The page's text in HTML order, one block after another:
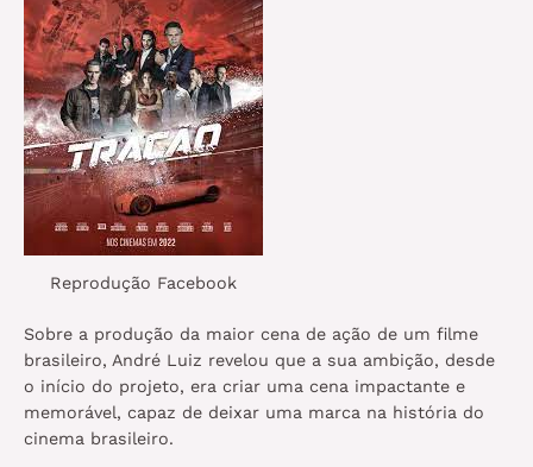
Reprodução Facebook
Sobre a produção da maior cena de ação de um filme
brasileiro, André Luiz revelou que a sua ambição, desde
o início do projeto, era criar uma cena impactante e
memorável, capaz de deixar uma marca na história do
cinema brasileiro.